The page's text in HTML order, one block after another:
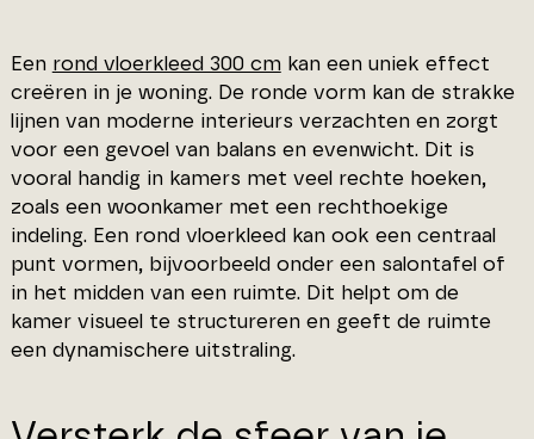
Een rond vloerkleed 300 cm kan een uniek effect
creëren in je woning. De ronde vorm kan de strakke
lijnen van moderne interieurs verzachten en zorgt
voor een gevoel van balans en evenwicht. Dit is
vooral handig in kamers met veel rechte hoeken,
zoals een woonkamer met een rechthoekige
indeling. Een rond vloerkleed kan ook een centraal
punt vormen, bijvoorbeeld onder een salontafel of
in het midden van een ruimte. Dit helpt om de
kamer visueel te structureren en geeft de ruimte
een dynamischere uitstraling.